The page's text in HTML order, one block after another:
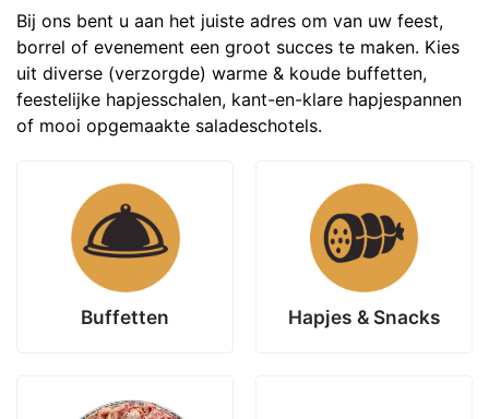
Bij ons bent u aan het juiste adres om van uw feest,
borrel of evenement een groot succes te maken. Kies
uit diverse (verzorgde) warme & koude buffetten,
feestelijke hapjesschalen, kant-en-klare hapjespannen
of mooi opgemaakte saladeschotels.
Buffetten Hapjes & Snacks